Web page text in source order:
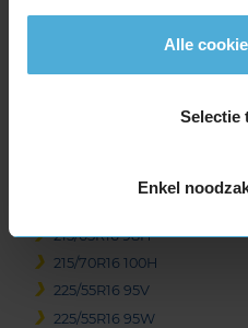
Alle
Selectie
Enkel
215/60R16 95V
215/65R16 102V EXTRALOAD
215/65R16 98H
215/65R16 98H
215/70R16 100H
225/55R16 95V
225/55R16 95W